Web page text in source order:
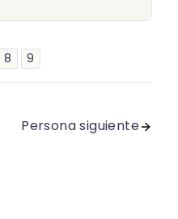
8 9
Persona siguiente